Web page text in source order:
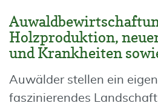
Holzproduktion,
und Krankheiten
Auwälder stellen ein
faszinierendes